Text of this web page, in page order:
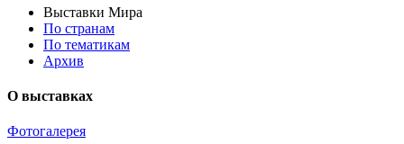
Выставки Мира
По странам
По тематикам
Архив
О выставках
Фотогалерея